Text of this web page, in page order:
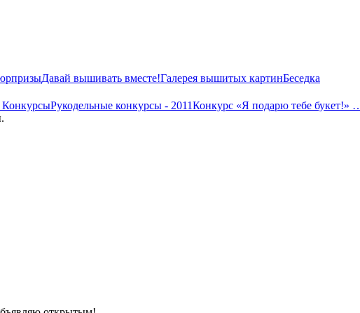
Давай вышивать вместе!Галерея вышитых картинБеседка
Рукодельные конкурсы - 2011Конкурс «Я подарю тебе букет!»